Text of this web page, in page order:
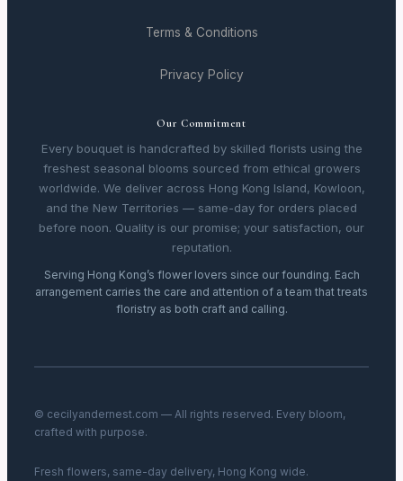
Terms & Conditions
Privacy Policy
Our Commitment
Every bouquet is handcrafted by skilled florists using the
freshest seasonal blooms sourced from ethical growers
worldwide. We deliver across Hong Kong Island, Kowloon,
and the New Territories — same-day for orders placed
before noon. Quality is our promise; your satisfaction, our
reputation.
Serving Hong Kong’s flower lovers since our founding. Each
arrangement carries the care and attention of a team that treats
floristry as both craft and calling.
© cecilyandernest.com — All rights reserved. Every bloom,
crafted with purpose.
Fresh flowers, same-day delivery, Hong Kong wide.